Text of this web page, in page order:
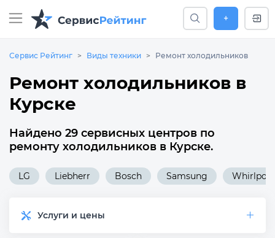
+
Сервис Рейтинг Виды техники Ремонт холодильников
Ремонт холодильников в
Курске
Найдено 29 сервисных центров по
ремонту холодильников в Курске.
LG Liebherr Bosch Samsung Whirlpool
Услуги и цены